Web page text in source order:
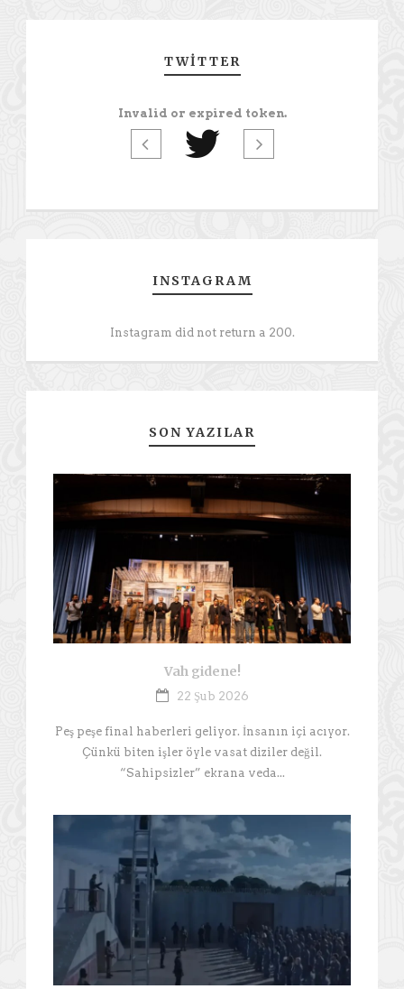
TWITTER
Invalid or expired token.
INSTAGRAM
Instagram did not return a 200.
SON YAZILAR
Vah gidene!
22 Şub 2026
Peş peşe final haberleri geliyor. İnsanın içi acıyor.
Çünkü biten işler öyle vasat diziler değil.
“Sahipsizler” ekrana veda...